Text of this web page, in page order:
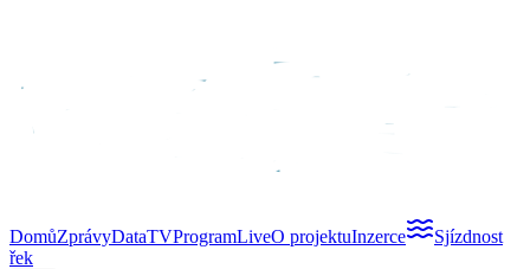
DomůZprávyDataTVProgramLiveO projektuInzerce
Sjízdnost
řek